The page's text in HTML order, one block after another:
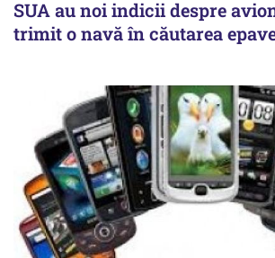
SUA au noi indicii despre
trimit o navă în căutarea